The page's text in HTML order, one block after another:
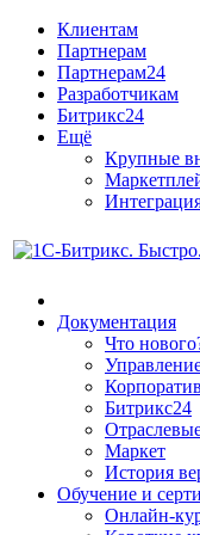
Клиентам
Партнерам
Партнерам24
Разработчикам
Битрикс24
Ещё
Крупные
Документация
Что
Битрикс24
Маркет
История
Обучение и
Онлайн-